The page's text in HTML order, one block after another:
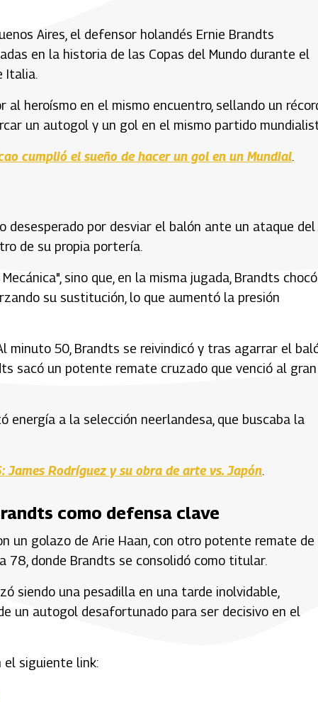
Aires, el defensor holandés Ernie Brandts
en la historia de las Copas del Mundo durante el
Italia.
al heroísmo en el mismo encuentro, sellando un
un autogol y un gol en el mismo partido
cumplió el sueño de hacer un gol en un Mundial.
desesperado por desviar el balón ante un ataque del
de su propia portería.
sino que, en la misma jugada, Brandts chocó
su sustitución, lo que aumentó la presión
minuto 50, Brandts se reivindicó y tras agarrar el
sacó un potente remate cruzado que venció al gran
energía a la selección neerlandesa, que buscaba la
Rodríguez y su obra de arte vs. Japón.
como defensa clave
un golazo de Arie Haan, con otro potente remate de
78, donde Brandts se consolidó como titular.
siendo una pesadilla en una tarde inolvidable,
un autogol desafortunado para ser decisivo en el
el siguiente link: